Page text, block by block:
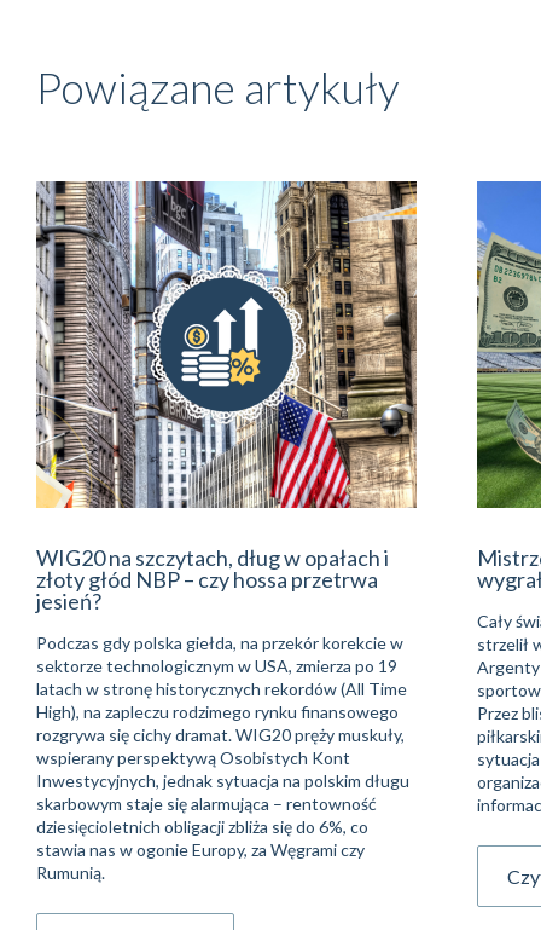
Powiązane artykuły
WIG20 na szczytach, dług w opałach i
złoty głód NBP – czy hossa przetrwa
jesień?
Podczas gdy polska giełda, na przekór korekcie w
sektorze technologicznym w USA, zmierza po 19
latach w stronę historycznych rekordów (All Time
High), na zapleczu rodzimego rynku finansowego
rozgrywa się cichy dramat. WIG20 pręży muskuły,
wspierany perspektywą Osobistych Kont
Inwestycyjnych, jednak sytuacja na polskim długu
skarbowym staje się alarmująca – rentowność
dziesięcioletnich obligacji zbliża się do 6%, co
stawia nas w ogonie Europy, za Węgrami czy
Rumunią.
Cały
strzelił
Przez